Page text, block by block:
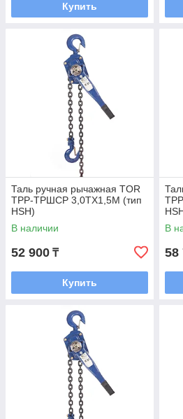
Купить
Таль ручная рычажная TOR
ТРР-ТРШСР 3,0ТХ1,5М (тип
HSH)
В наличии
52 900 ₸
Купить
В
58